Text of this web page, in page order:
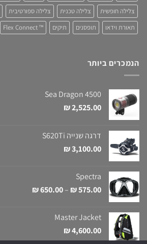
צלילה חופשית
צלילה טכנית צלילה ספורטיבית
תאורת וידאו
תופסנים תיקים ™ Flex Connect
הנמכרים ביותר
Sea Dragon 4500
₪2,525.00
דרגה שנייה S620Ti
₪3,100.00
Spectra
₪575.00
–
₪650.00
Master Jacket
₪4,600.00